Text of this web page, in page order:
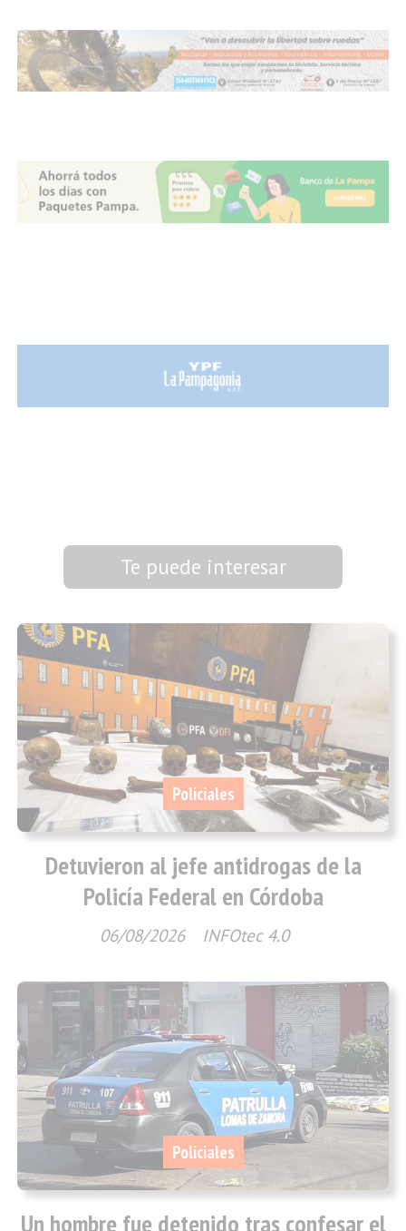
Te puede interesar
Detuvieron al jefe antidrogas de la
Policía Federal en Córdoba
INFOtec 4.0
Policiales
06/08/2026
Un hombre fue detenido tras confesar el
Policiales